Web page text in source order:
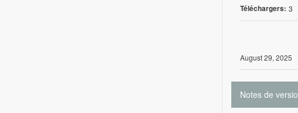
Téléchargers: 3
August 29, 2025
Notes de